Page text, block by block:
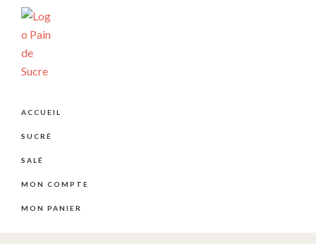
Passer
Passer
Passer
DE
artisanale
depuis
2004
ACCUEIL
SUCRÉ
SALÉ
MON COMPTE
MON PANIER